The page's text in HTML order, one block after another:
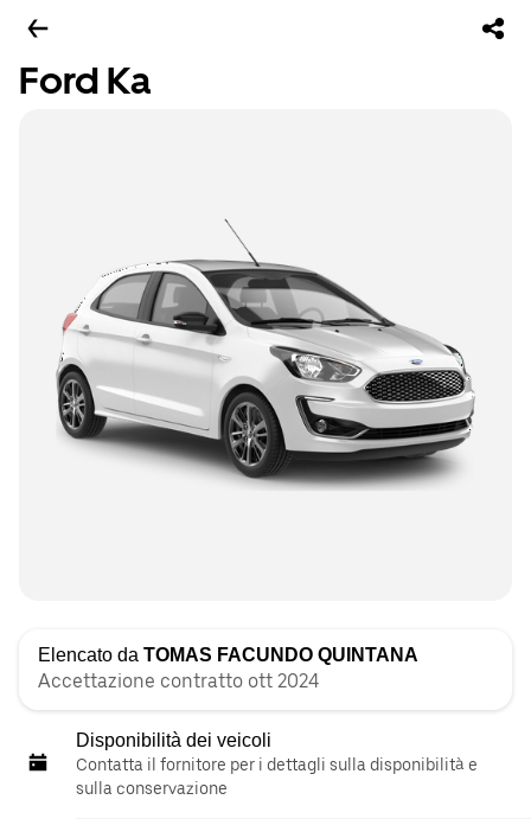
Ford Ka
Elencato da TOMAS FACUNDO QUINTANA
Accettazione contratto ott 2024
Disponibilità dei veicoli
Contatta il fornitore per i dettagli sulla disponibilità e
sulla conservazione